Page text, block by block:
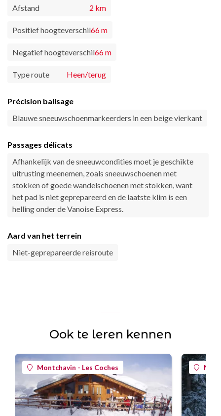
Afstand 2 km
Positief hoogteverschil66 m
Negatief hoogteverschil66 m
Type route Heen/terug
Précision balisage
Blauwe sneeuwschoenmarkeerders in een beige vierkant
Passages délicats
Afhankelijk van de sneeuwcondities moet je geschikte
uitrusting meenemen, zoals sneeuwschoenen met
stokken of goede wandelschoenen met stokken, want
het pad is niet geprepareerd en de laatste klim is een
helling onder de Vanoise Express.
Aard van het terrein
Niet-geprepareerde reisroute
Ook te leren kennen
Montchavin - Les Coches